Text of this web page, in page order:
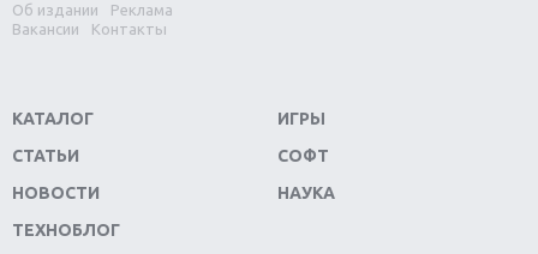
Две важных новинки для консолей: Spider-Man и
Divinity Original Sin 2
Switch
Обзор игры The Crew 2: покорение Америки
Важнейшие анонсы E3 2018
Об издании
Реклама
Вакансии
Контакты
КАТАЛОГ
СТАТЬИ
НОВОСТИ
ТЕХНОБЛОГ
ИГРЫ
СОФТ
НАУКА